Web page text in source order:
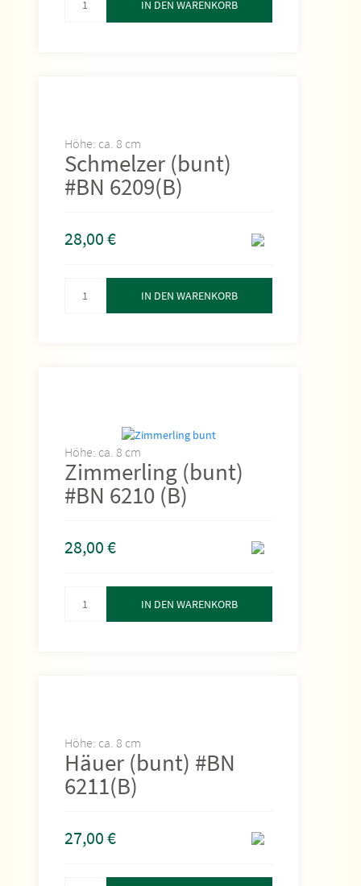
IN DEN WARENKORB
Höhe: ca. 8 cm
Schmelzer (bunt)
#BN 6209(B)
28,00€
IN DEN WARENKORB
Höhe: ca. 8 cm
Zimmerling (bunt)
#BN 6210 (B)
28,00€
IN DEN WARENKORB
Höhe: ca. 8 cm
Häuer (bunt) #BN
6211(B)
27,00€